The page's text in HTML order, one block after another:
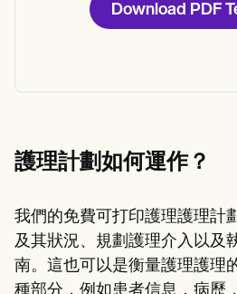
Download PDF
護理計劃如何運作？
我們的免費可打印護理護理計
及其狀況、規劃護理介入以及
南。這也可以是衡量護理護理